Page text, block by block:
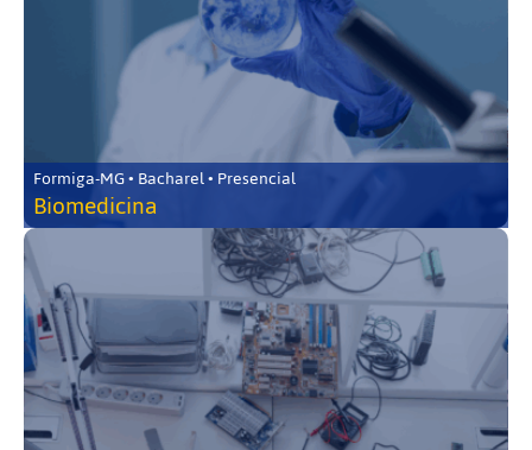
Formiga-MG • Bacharel • Presencial
Biomedicina